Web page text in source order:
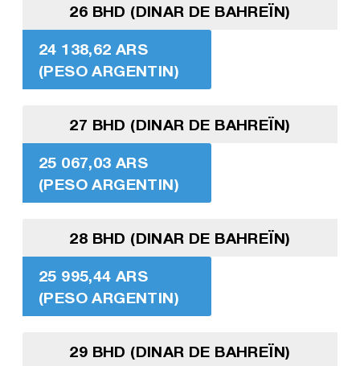
26 BHD (DINAR DE BAHREÏN)
24 138,62 ARS
(PESO ARGENTIN)
27 BHD (DINAR DE BAHREÏN)
25 067,03 ARS
(PESO ARGENTIN)
28 BHD (DINAR DE BAHREÏN)
25 995,44 ARS
(PESO ARGENTIN)
29 BHD (DINAR DE BAHREÏN)